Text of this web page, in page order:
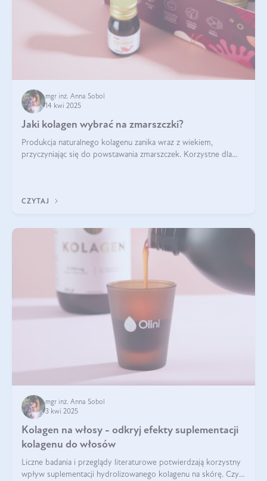
mgr inż. Anna Sobol
14 kwi 2025
Jaki kolagen wybrać na zmarszczki?
Produkcja naturalnego kolagenu zanika wraz z wiekiem,
przyczyniając się do powstawania zmarszczek. Korzystne dla
CZYTAJ
mgr inż. Anna Sobol
3 kwi 2025
Kolagen na włosy - odkryj efekty suplementacji
kolagenu do włosów
Liczne badania i przeglądy literaturowe potwierdzają korzystny
wpływ suplementacji hydrolizowanego kolagenu na skórę. Czy